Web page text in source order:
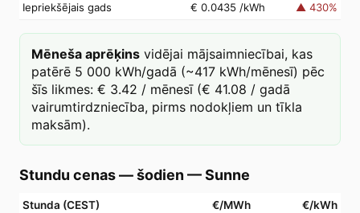
Iepriekšējais gads
€ 0.0435 /kWh ▲ 430%
Mēneša aprēķins vidējai mājsaimniecībai, kas
patērē 5 000 kWh/gadā (~417 kWh/mēnesī) pēc
šīs likmes: € 3.42 / mēnesī (€ 41.08 / gadā
vairumtirdzniecība, pirms nodokļiem un tīkla
maksām).
Stundu cenas — šodien —Sunne
Stunda (CEST) €/MWh €/kWh